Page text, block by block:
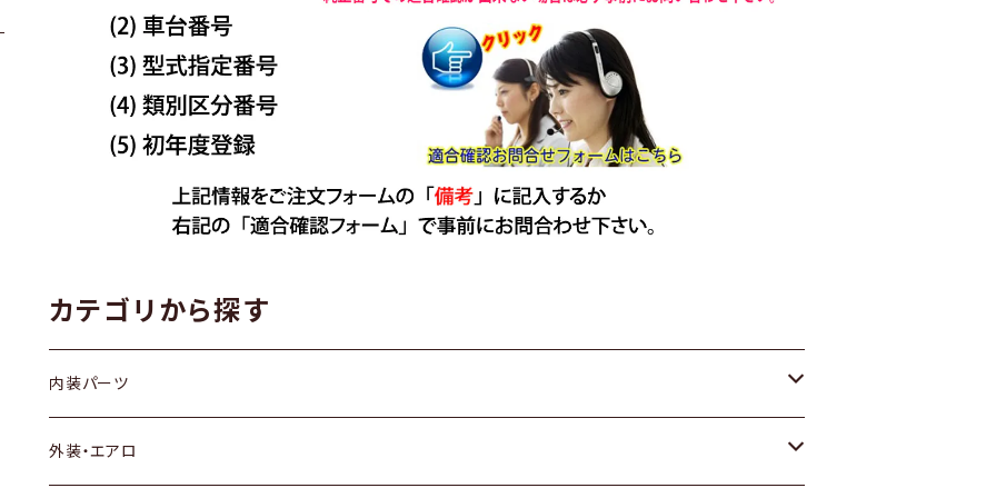
カテゴリから探す
内装パーツ
トヨタ
外装・エアロ